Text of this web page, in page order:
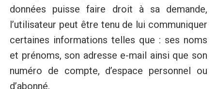
données puisse faire droit à sa demande,
l’utilisateur peut être tenu de lui communiquer
certaines informations telles que : ses noms
et prénoms, son adresse e-mail ainsi que son
numéro de compte, d’espace personnel ou
d’abonné.